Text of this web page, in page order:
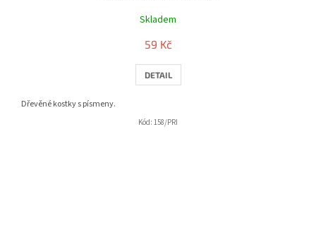
Skladem
59 Kč
DETAIL
Dřevěné kostky s písmeny.
Kód: 158/PRI